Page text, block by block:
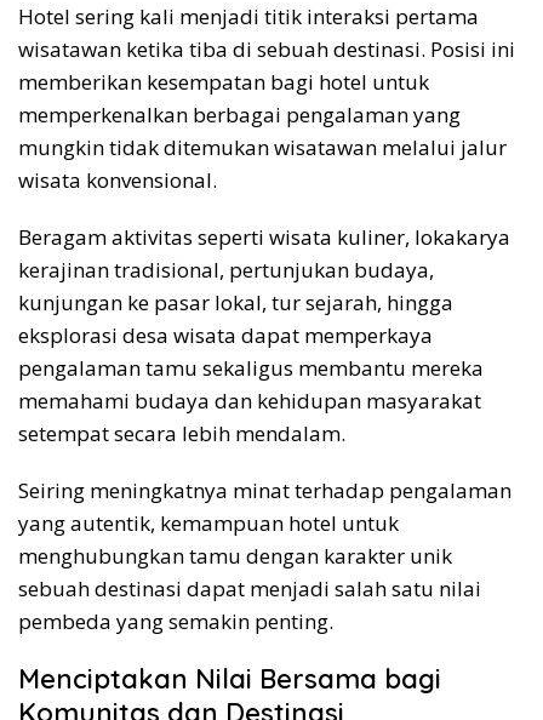
Hotel sering kali menjadi titik interaksi pertama
wisatawan ketika tiba di sebuah destinasi. Posisi ini
memberikan kesempatan bagi hotel untuk
memperkenalkan berbagai pengalaman yang
mungkin tidak ditemukan wisatawan melalui jalur
wisata konvensional.
Beragam aktivitas seperti wisata kuliner, lokakarya
kerajinan tradisional, pertunjukan budaya,
kunjungan ke pasar lokal, tur sejarah, hingga
eksplorasi desa wisata dapat memperkaya
pengalaman tamu sekaligus membantu mereka
memahami budaya dan kehidupan masyarakat
setempat secara lebih mendalam.
Seiring meningkatnya minat terhadap pengalaman
yang autentik, kemampuan hotel untuk
menghubungkan tamu dengan karakter unik
sebuah destinasi dapat menjadi salah satu nilai
pembeda yang semakin penting.
Menciptakan Nilai Bersama bagi
Komunitas dan Destinasi